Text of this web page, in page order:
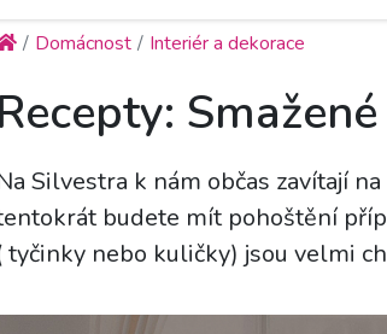
Domácnost Interiér a dekorace
Recepty:
Silvestra k nám občas zavítají
budete mít pohoštění
tyčinky nebo kuličky) jsou velmi